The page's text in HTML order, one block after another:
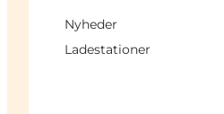
Nyheder
Ladestationer